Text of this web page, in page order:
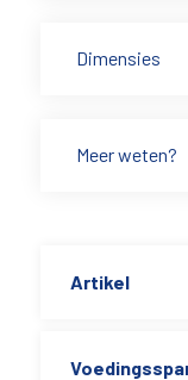
Dimensies
Meer weten?
Artikel